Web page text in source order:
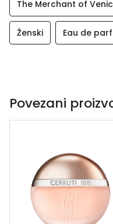
The Merchant of
Ženski Eau de
Povezani